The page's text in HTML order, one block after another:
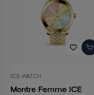
favorite_border
ICE-WATCH
Montre Femme ICE